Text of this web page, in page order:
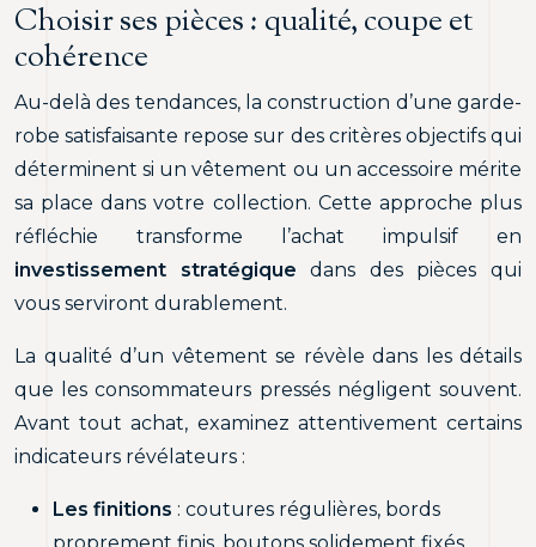
Choisir ses pièces : qualité, coupe et
cohérence
Au-delà des tendances, la construction d’une garde-
robe satisfaisante repose sur des critères objectifs qui
déterminent si un vêtement ou un accessoire mérite
sa place dans votre collection. Cette approche plus
réfléchie transforme l’achat impulsif en
investissement stratégique dans des pièces qui
vous serviront durablement.
La qualité d’un vêtement se révèle dans les détails
que les consommateurs pressés négligent souvent.
Avant tout achat, examinez attentivement certains
indicateurs révélateurs :
Les finitions : coutures régulières, bords